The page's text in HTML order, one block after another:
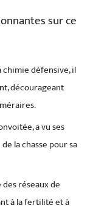
sur ce
chimie défensive, il
décourageant
a vu ses
la chasse pour sa
réseaux de
à la fertilité et à